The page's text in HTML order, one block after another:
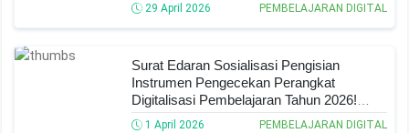
29 April 2026 PEMBELAJARAN DIGITAL
Surat Edaran Sosialisasi Pengisian
Instrumen Pengecekan Perangkat
Digitalisasi Pembelajaran Tahun 2026!
Semua Sekolah WAJIB Ikut!
1 April 2026 PEMBELAJARAN DIGITAL